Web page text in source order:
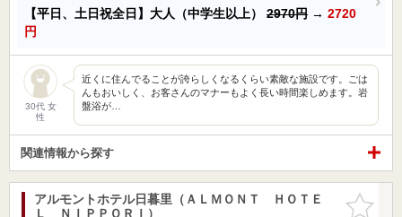
【平日、土日祝全日】大人（中学生以上） 2970円 → 2720
円
30代 女
性
近くに住んでることが誇らしくなるくらい素敵な施設です。ごは
んもおいしく、お客さんのマナーもよく長い時間楽しめます。岩
盤浴が…
関連情報から探す
お気に入
りに追加
アルモントホテル日暮里（ＡＬＭＯＮＴ ＨＯＴＥ
Ｌ ＮＩＰＰＯＲＩ）